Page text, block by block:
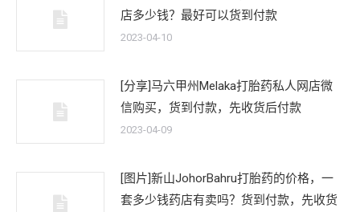
店多少钱？最好可以货到付款
2023-04-10
[分享]马六甲州Melaka打胎药私人网店微
信购买，货到付款，先收货后付款
2023-04-09
[图片]新山JohorBahru打胎药的价格，一
套多少钱药店有卖吗？货到付款，先收货